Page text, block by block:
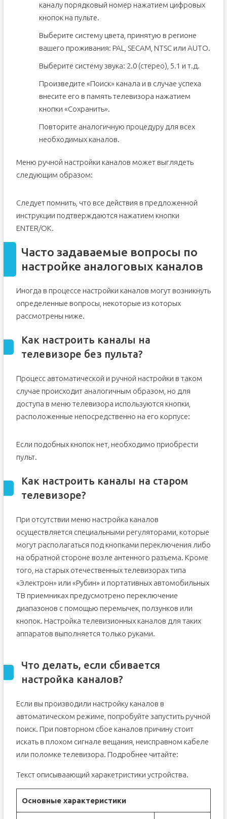
каналу порядковый номер нажатием цифровых
кнопок на пульте.
Выберите систему цвета, принятую в регионе
вашего проживания: PAL, SECAM, NTSC или AUTO.
Выберите систему звука: 2.0 (стерео), 5.1 и т.д.
Произведите «Поиск» канала и в случае успеха
внесите его в память телевизора нажатием
кнопки «Сохранить».
Повторите аналогичную процедуру для всех
необходимых каналов.
Меню ручной настройки каналов может выглядеть
следующим образом:
Следует помнить, что все действия в предложенной
инструкции подтверждаются нажатием кнопки
ENTER/OK.
Часто задаваемые вопросы по
настройке аналоговых каналов
Иногда в процессе настройки каналов могут возникнуть
определенные вопросы, некоторые из которых
рассмотрены ниже.
Как настроить каналы на
телевизоре без пульта?
Процесс автоматической и ручной настройки в таком
случае происходит аналогичным образом, но для
доступа в меню телевизора используются кнопки,
расположенные непосредственно на его корпусе:
Если подобных кнопок нет, необходимо приобрести
пульт.
Как настроить каналы на старом
телевизоре?
При отсутствии меню настройка каналов
осуществляется специальными регуляторами, которые
могут располагаться под кнопками переключения либо
на обратной стороне возле антенного разъема. Кроме
того, на старых отечественных телевизорах типа
«Электрон» или «Рубин» и портативных автомобильных
ТВ приемниках предусмотрено переключение
диапазонов с помощью перемычек, ползунков или
кнопок. Настройка телевизионных каналов для таких
аппаратов выполняется только руками.
Что делать, если сбивается
настройка каналов?
Если вы производили настройку каналов в
автоматическом режиме, попробуйте запустить ручной
поиск. При повторном сбое каналов причину стоит
искать в плохом сигнале вещания, неисправном кабеле
или поломке телевизора. Подробнее читайте:
Текст описываающий харакетристики устройства.
Основные характеристики